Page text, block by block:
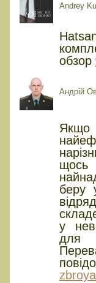
Andrey
обзор
Андрій
беру
у
для